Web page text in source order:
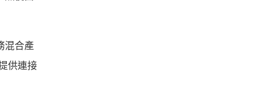
混合產
供連接